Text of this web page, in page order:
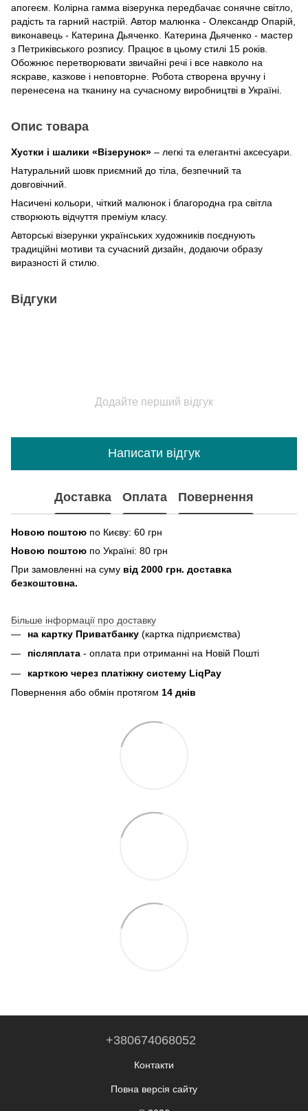
апогеєм. Колірна гамма візерунка передбачає сонячне світло,
радість та гарний настрій. Автор малюнка - Олександр Опарій,
виконавець - Катерина Дьяченко. Катерина Дьяченко - мастер
з Петриківського розпису. Працює в цьому стилі 15 років.
Обожнює перетворювати звичайні речі і все навколо на
яскраве, казкове і неповторне. Робота створена вручну і
перенесена на тканину на сучасному виробництві в Україні.
Опис товара
Хустки і шалики «Візерунок» – легкі та елегантні аксесуари.
Натуральний шовк приємний до тіла, безпечний та
довговічний.
Насичені кольори, чіткий малюнок і благородна гра світла
створюють відчуття преміум класу.
Авторські візерунки українських художників поєднують
традиційні мотиви та сучасний дизайн, додаючи образу
виразності й стилю.
Відгуки
Додайте перший відгук
Написати відгук
Доставка Оплата Повернення
Новою поштою по Києву: 60 грн
Новою поштою по Україні: 80 грн
При замовленні на суму від 2000 грн. доставка
безкоштовна.
Більше інформації про доставку
на картку Приватбанку (картка підприємства)
пiсляплата - оплата при отриманнi на Новій Пошті
карткою через платіжну систему LiqPay
Повернення або обмін протягом 14 днів
+380674068052
Контакти
Повна версія сайту